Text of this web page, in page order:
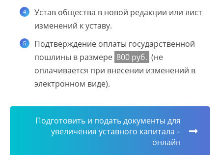
Устав общества в новой редакции или лист
изменений к уставу.
Подтверждение оплаты государственной
пошлины в размере 800 руб. (не
оплачивается при внесении изменений в
электронном виде).
Подготовить и подать документы для
увеличения уставного капитала –
онлайн